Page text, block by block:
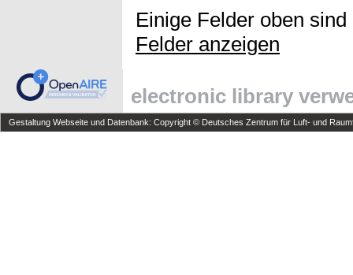
Einige Felder oben
Felder anzeigen
electronic library
Gestaltung Webseite und Datenbank: Copyright © Deutsches Zentrum für Luft- und